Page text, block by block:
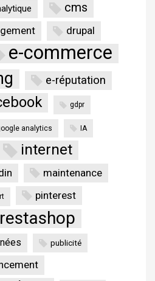
cms
drupal
e-commerce
e-réputation
gdpr
analytics IA
internet
maintenance
pinterest
publicité